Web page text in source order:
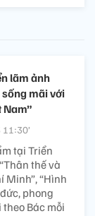
lãm ảnh
mãi với
Nam”
tại Triển
thế và
Minh”, “Hình
phong
Bác mỗi